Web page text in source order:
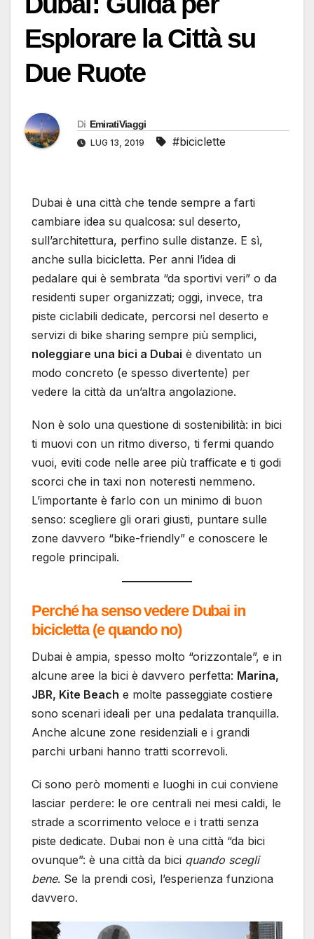
Esplorare la Città su
Due Ruote
Di EmiratiViaggi
LUG 13, 2019 #biciclette
Dubai è una città che tende sempre a farti
cambiare idea su qualcosa: sul deserto,
sull’architettura, perfino sulle distanze. E sì,
anche sulla bicicletta. Per anni l’idea di
pedalare qui è sembrata “da sportivi veri” o da
residenti super organizzati; oggi, invece, tra
piste ciclabili dedicate, percorsi nel deserto e
servizi di bike sharing sempre più semplici,
noleggiare una bici a Dubai è diventato un
modo concreto (e spesso divertente) per
vedere la città da un’altra angolazione.
Non è solo una questione di sostenibilità: in bici
ti muovi con un ritmo diverso, ti fermi quando
vuoi, eviti code nelle aree più trafficate e ti godi
scorci che in taxi non noteresti nemmeno.
L’importante è farlo con un minimo di buon
senso: scegliere gli orari giusti, puntare sulle
zone davvero “bike-friendly” e conoscere le
regole principali.
Perché ha senso vedere Dubai in
bicicletta (e quando no)
Dubai è ampia, spesso molto “orizzontale”, e in
alcune aree la bici è davvero perfetta: Marina,
JBR, Kite Beach e molte passeggiate costiere
sono scenari ideali per una pedalata tranquilla.
Anche alcune zone residenziali e i grandi
parchi urbani hanno tratti scorrevoli.
Ci sono però momenti e luoghi in cui conviene
lasciar perdere: le ore centrali nei mesi caldi, le
strade a scorrimento veloce e i tratti senza
piste dedicate. Dubai non è una città “da bici
ovunque”: è una città da bici quando scegli
bene. Se la prendi così, l’esperienza funziona
davvero.